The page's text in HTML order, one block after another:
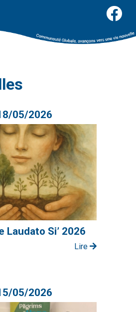
05/2026
Laudato Si’ 2026
Lire
05/2026